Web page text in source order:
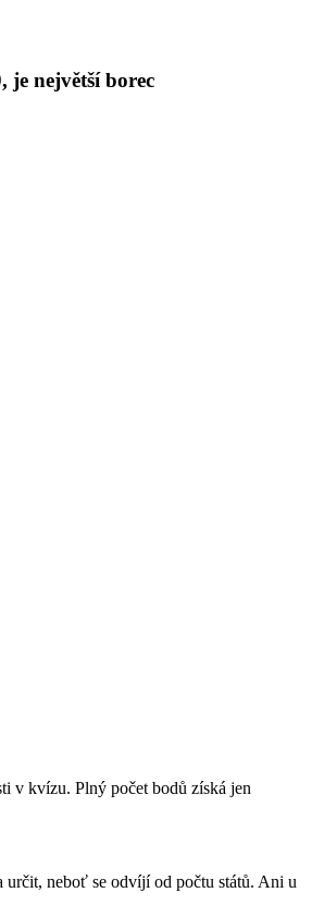
největší borec
v kvízu. Plný počet bodů získá jen
určit, neboť se odvíjí od počtu států. Ani u